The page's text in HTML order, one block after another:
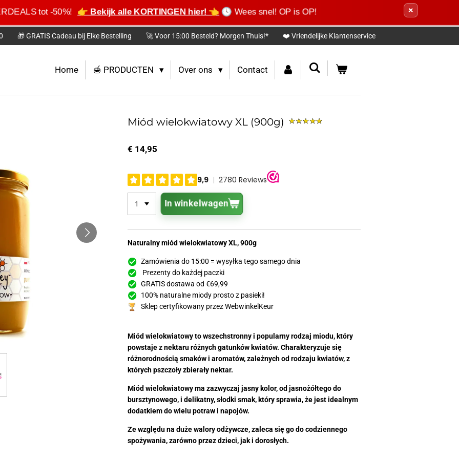
tot -50%! 👉 Bekijk alle KORTINGEN hier! 👈 🕓 Wees snel! OP is OP! ×
🎁 GRATIS Cadeau bij Elke Bestelling 🚀 Voor 15:00 Besteld? Morgen Thuis!* ❤️ Vriendelijke Klantenservice
Home 🍯 PRODUCTEN Over ons Contact
Miód wielokwiatowy XL (900g)
€ 14,95
In winkelwagen
Naturalny miód wielokwiatowy XL, 900g
Zamówienia do 15:00 = wysyłka tego samego dnia
Prezenty do każdej paczki
GRATIS dostawa od €69,99
100% naturalne miody prosto z pasieki!
Sklep certyfikowany przez WebwinkelKeur
Miód wielokwiatowy to wszechstronny i popularny rodzaj miodu, który
powstaje z nektaru różnych gatunków kwiatów. Charakteryzuje się
różnorodnością smaków i aromatów, zależnych od rodzaju kwiatów, z
których pszczoły zbierały nektar.
Miód wielokwiatowy ma zazwyczaj jasny kolor, od jasnożółtego do
bursztynowego, i delikatny, słodki smak, który sprawia, że jest idealnym
dodatkiem do wielu potraw i napojów.
Ze względu na duże walory odżywcze, zaleca się go do codziennego
spożywania, zarówno przez dzieci, jak i dorosłych.